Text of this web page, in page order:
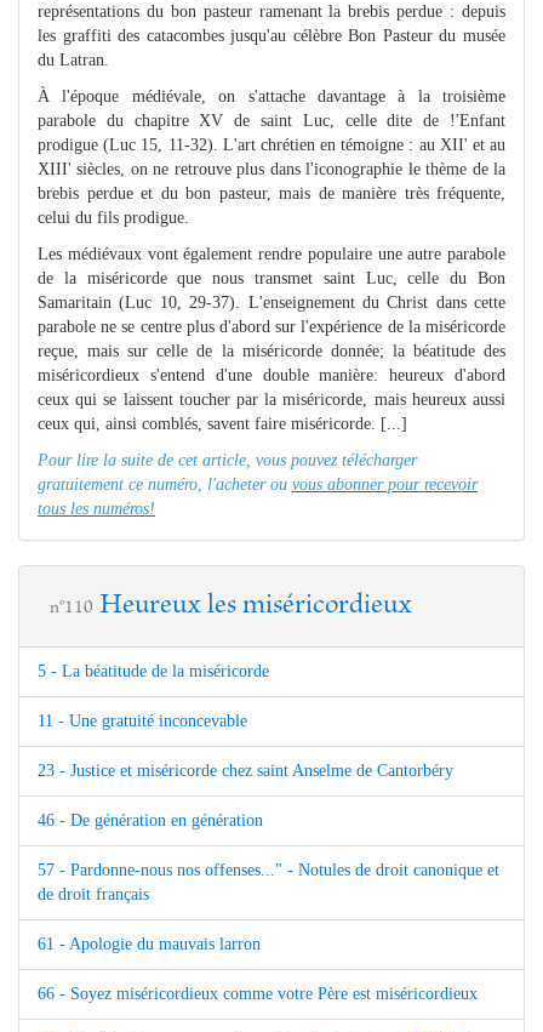
représentations du bon pasteur ramenant la brebis perdue : depuis
les graffiti des catacombes jusqu'au célèbre Bon Pasteur du musée
du Latran.
À l'époque médiévale, on s'attache davantage à la troisième
parabole du chapitre XV de saint Luc, celle dite de !'Enfant
prodigue (Luc 15, 11-32). L'art chrétien en témoigne : au XII' et au
XIII' siècles, on ne retrouve plus dans l'iconographie le thème de la
brebis perdue et du bon pasteur, mais de manière très fréquente,
celui du fils prodigue.
Les médiévaux vont également rendre populaire une autre parabole
de la miséricorde que nous transmet saint Luc, celle du Bon
Samaritain (Luc 10, 29-37). L'enseignement du Christ dans cette
parabole ne se centre plus d'abord sur l'expérience de la miséricorde
reçue, mais sur celle de la miséricorde donnée; la béatitude des
miséricordieux s'entend d'une double manière: heureux d'abord
ceux qui se laissent toucher par la miséricorde, mais heureux aussi
ceux qui, ainsi comblés, savent faire miséricorde. [...]
Pour lire la suite de cet article, vous pouvez télécharger
gratuitement ce numéro, l'acheter ou vous abonner pour recevoir
tous les numéros!
n°110 Heureux les miséricordieux
5 - La béatitude de la miséricorde
11 - Une gratuité inconcevable
23 - Justice et miséricorde chez saint Anselme de Cantorbéry
46 - De génération en génération
57 - Pardonne-nous nos offenses..." - Notules de droit canonique et
de droit français
61 - Apologie du mauvais larron
66 - Soyez miséricordieux comme votre Père est miséricordieux